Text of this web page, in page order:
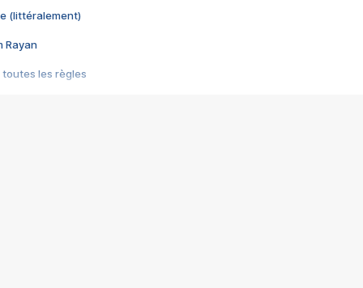
(littéralement)
Rayan
toutes les règles